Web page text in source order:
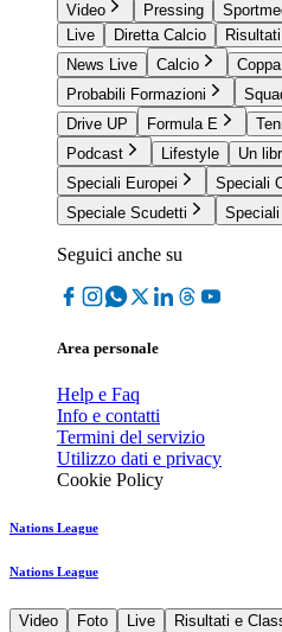
Video Pressing
Live
Diretta Calcio
News Live
Calcio
Probabili Formazioni
Drive UP
Formula E
Podcast
Lifestyle
Un
Speciali Europei
Speciali
Speciale Scudetti
Seguici anche su
Area personale
Help e Faq
Info e contatti
Termini del servizio
Utilizzo dati e privacy
Cookie Policy
Nations League
Nations League
Video Foto Live Risultati e